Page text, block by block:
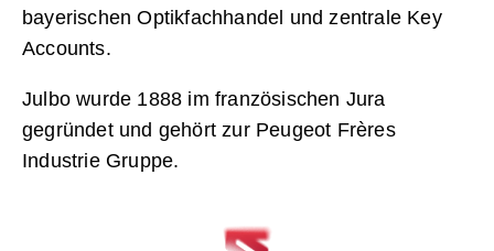
bayerischen Optikfachhandel und zentrale Key
Accounts.
Julbo wurde 1888 im französischen Jura
gegründet und gehört zur Peugeot Frères
Industrie Gruppe.